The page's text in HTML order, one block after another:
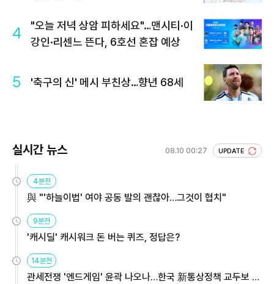
4
"오늘 저녁 상암 피하세요"…맨시티·이
강인·리센느 뜬다, 6호선 혼잡 예상
5 '축구의 신' 메시 부친상…향년 68세
실시간 뉴스 08.10 00:27 UPDATE
4분전
與 "'하늘이법' 여야 공동 발의 괜찮아…그것이 협치"
9분전
'캐시딜' 캐시워크 돈 버는 퀴즈, 정답은?
14분전
관세전쟁 '엔드게임' 윤곽 나오나…한국 新통상정책 교두보 활